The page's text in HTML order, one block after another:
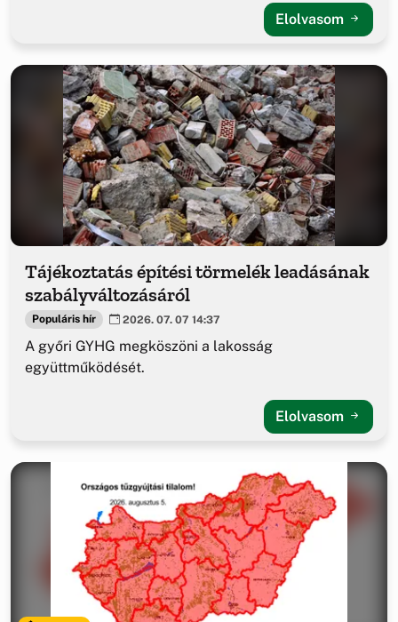
Elolvasom
Tájékoztatás építési törmelék leadásának
szabályváltozásáról
Populáris hír 2026. 07. 07 14:37
A győri GYHG megköszöni a lakosság
együttműködését.
Elolvasom